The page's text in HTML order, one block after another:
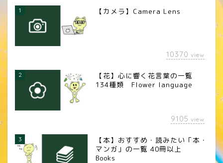
1 【カメラ】Camera Lens
10370 view
2
【花】心に響く花言葉の一覧
134種類 Flower language
9105 view
3
【本】おすすめ・読みたい「本・
マンガ」の一覧 40冊以上
Books